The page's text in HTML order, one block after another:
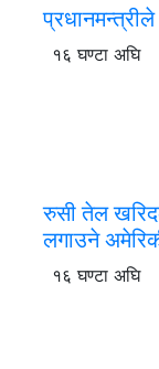
१६ घण्टा अघि
रुसी तेल
लगाउने
१६ घण्टा अघि